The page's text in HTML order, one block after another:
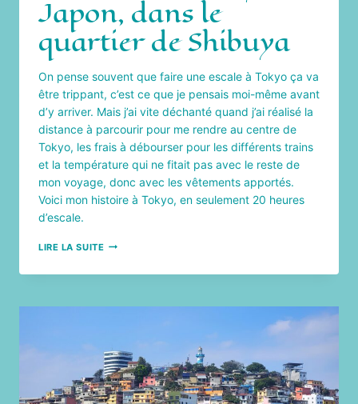
Japon, dans le
quartier de Shibuya
On pense souvent que faire une escale à Tokyo ça va
être trippant, c’est ce que je pensais moi-même avant
d’y arriver. Mais j’ai vite déchanté quand j’ai réalisé la
distance à parcourir pour me rendre au centre de
Tokyo, les frais à débourser pour les différents trains
et la température qui ne fitait pas avec le reste de
mon voyage, donc avec les vêtements apportés.
Voici mon histoire à Tokyo, en seulement 20 heures
d’escale.
LIRE LA SUITEUNE
QUARTIER
DE
SHIBUYA